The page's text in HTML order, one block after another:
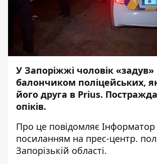
У Запоріжжі чоловік «задув»
балончиком поліцейських,
його друга в Prius.
опіків.
Про це повідомляє Інформатор
посиланням на прес-центр.
Запорізькій області.